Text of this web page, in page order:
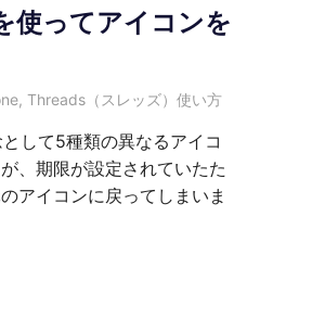
使ってアイコンを
,Threads（スレッズ）使い方
して5種類の異なるアイコ
、期限が設定されていたた
アイコンに戻ってしまいま